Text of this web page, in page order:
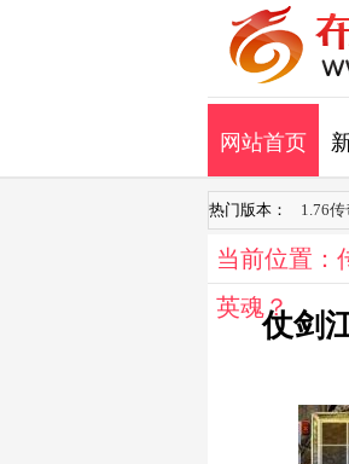
网站首页
热门版本： 1.76传
当前位置：
英魂？
仗剑